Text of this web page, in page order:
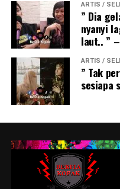
ARTIS /
” Dia
nyanyi
laut.. ”
ARTIS /
” Tak
sesiapa